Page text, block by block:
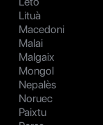
Lituà
Macedoni
Malai
Malgaix
Mongol
Nepalès
Noruec
Paixtu